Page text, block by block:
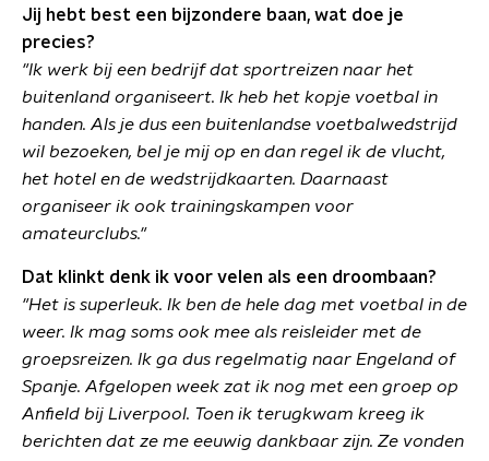
Jij hebt best een bijzondere baan, wat doe je
precies?
"Ik werk bij een bedrijf dat sportreizen naar het
buitenland organiseert. Ik heb het kopje voetbal in
handen. Als je dus een buitenlandse voetbalwedstrijd
wil bezoeken, bel je mij op en dan regel ik de vlucht,
het hotel en de wedstrijdkaarten. Daarnaast
organiseer ik ook trainingskampen voor
amateurclubs."
Dat klinkt denk ik voor velen als een droombaan?
"Het is superleuk. Ik ben de hele dag met voetbal in de
weer. Ik mag soms ook mee als reisleider met de
groepsreizen. Ik ga dus regelmatig naar Engeland of
Spanje. Afgelopen week zat ik nog met een groep op
Anfield bij Liverpool. Toen ik terugkwam kreeg ik
berichten dat ze me eeuwig dankbaar zijn. Ze vonden